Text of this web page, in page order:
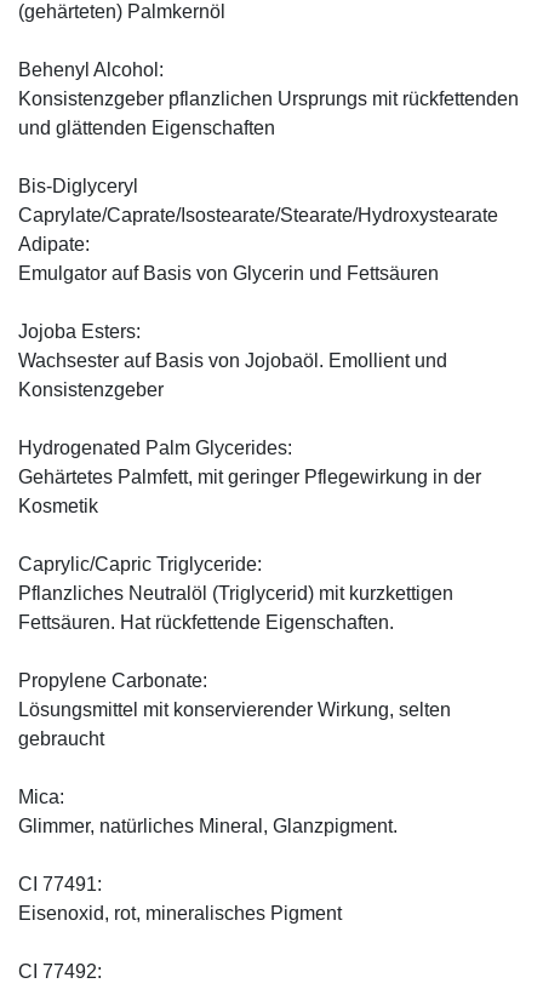
(gehärteten) Palmkernöl
Behenyl Alcohol:
Konsistenzgeber pflanzlichen Ursprungs mit rückfettenden
und glättenden Eigenschaften
Bis-Diglyceryl
Caprylate/Caprate/Isostearate/Stearate/Hydroxystearate
Adipate:
Emulgator auf Basis von Glycerin und Fettsäuren
Jojoba Esters:
Wachsester auf Basis von Jojobaöl. Emollient und
Konsistenzgeber
Hydrogenated Palm Glycerides:
Gehärtetes Palmfett, mit geringer Pflegewirkung in der
Kosmetik
Caprylic/Capric Triglyceride:
Pflanzliches Neutralöl (Triglycerid) mit kurzkettigen
Fettsäuren. Hat rückfettende Eigenschaften.
Propylene Carbonate:
Lösungsmittel mit konservierender Wirkung, selten
gebraucht
Mica:
Glimmer, natürliches Mineral, Glanzpigment.
CI 77491:
Eisenoxid, rot, mineralisches Pigment
CI 77492: